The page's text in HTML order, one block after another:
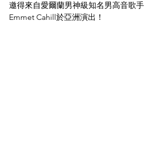
邀得來自愛爾蘭男神級知名男高音歌手
Emmet Cahill於亞洲演出！